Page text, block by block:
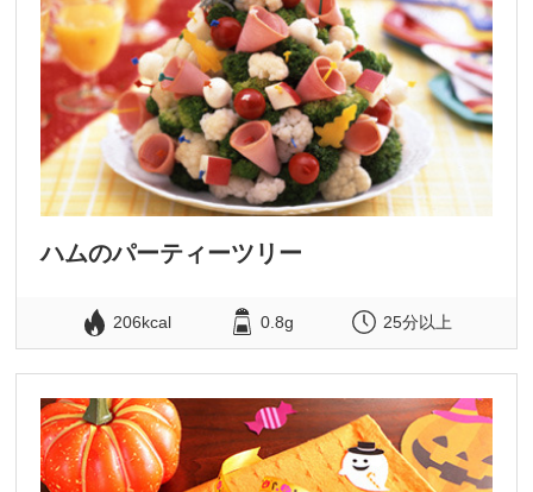
ハムのパーティーツリー
206kcal 0.8g 25分以上